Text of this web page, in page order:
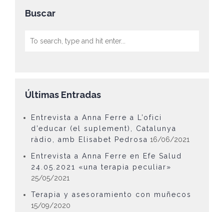
Buscar
Últimas Entradas
Entrevista a Anna Ferre a L’ofici
d’educar (el suplement), Catalunya
ràdio, amb Elisabet Pedrosa 16/06/2021
Entrevista a Anna Ferre en Efe Salud
24.05.2021 «una terapia peculiar»
25/05/2021
Terapia y asesoramiento con muñecos
15/09/2020